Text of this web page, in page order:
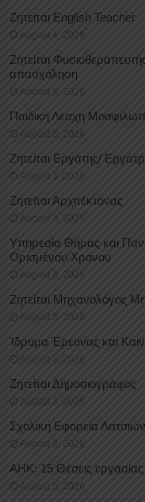
Ζητείται English Teacher
August 4, 2026
Ζητείται
απασχόληση
August 3, 2026
Παιδική Λέσχη
August 3, 2026
Ζητείται Εργάτης/
August 3, 2026
Ζητείται Αρχιτέκτονας
August 3, 2026
Υπηρεσία Θήρας και
Oρισμένου Xρόνου
August 3, 2026
Ζητείται Μηχανολόγος
August 3, 2026
Ίδρυμα Έρευνας και
August 3, 2026
Ζητείται Δημοσιογράφος
August 3, 2026
Σχολική Εφορεία
August 3, 2026
ΑΗΚ: 15 Θέσεις
August 3, 2026